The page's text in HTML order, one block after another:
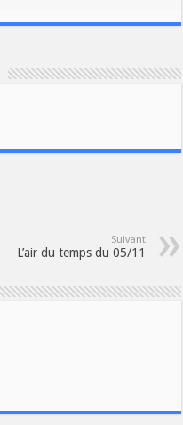
Suivant
L’air du temps du 05/11